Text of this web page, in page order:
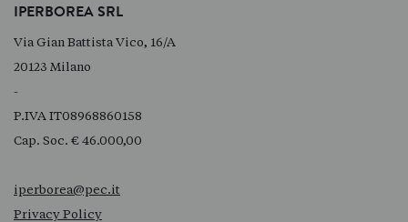
IPERBOREA SRL
Via Gian Battista Vico, 16/A
20123 Milano
-
P.IVA IT08968860158
Cap. Soc. € 46.000,00
iperborea@pec.it
Privacy Policy